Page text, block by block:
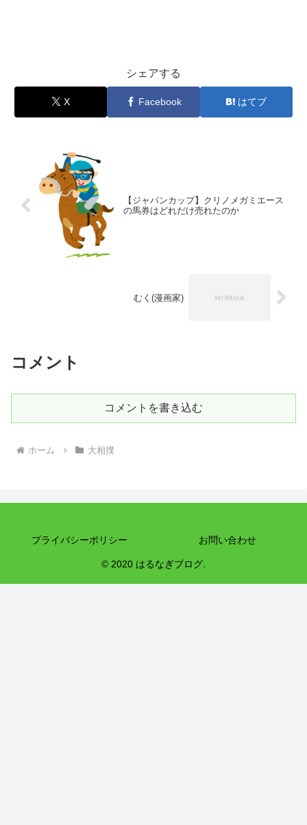
シェアする
X Facebook はてブ
【ジャパンカップ】クリノメガミエース
の馬券はどれだけ売れたのか
むく(漫画家)
コメント
コメントを書き込む
ホーム 大相撲
プライバシーポリシー お問い合わせ
© 2020 はるなぎブログ.